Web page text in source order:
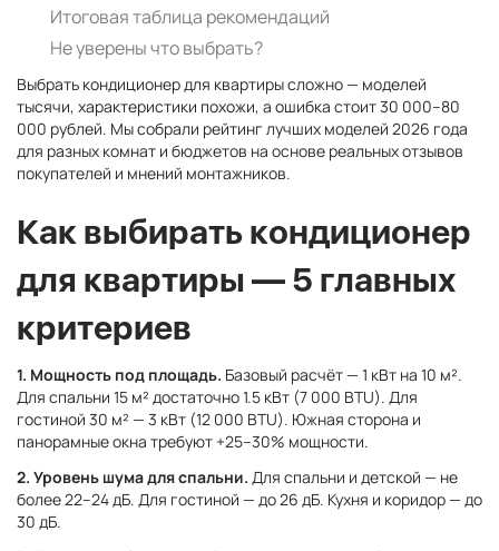
Итоговая таблица рекомендаций
Не уверены что выбрать?
Выбрать кондиционер для квартиры сложно — моделей
тысячи, характеристики похожи, а ошибка стоит 30 000–80
000 рублей. Мы собрали рейтинг лучших моделей 2026 года
для разных комнат и бюджетов на основе реальных отзывов
покупателей и мнений монтажников.
Как выбирать кондиционер
для квартиры — 5 главных
критериев
1. Мощность под площадь. Базовый расчёт — 1 кВт на 10 м².
Для спальни 15 м² достаточно 1.5 кВт (7 000 BTU). Для
гостиной 30 м² — 3 кВт (12 000 BTU). Южная сторона и
панорамные окна требуют +25–30% мощности.
2. Уровень шума для спальни. Для спальни и детской — не
более 22–24 дБ. Для гостиной — до 26 дБ. Кухня и коридор — до
30 дБ.